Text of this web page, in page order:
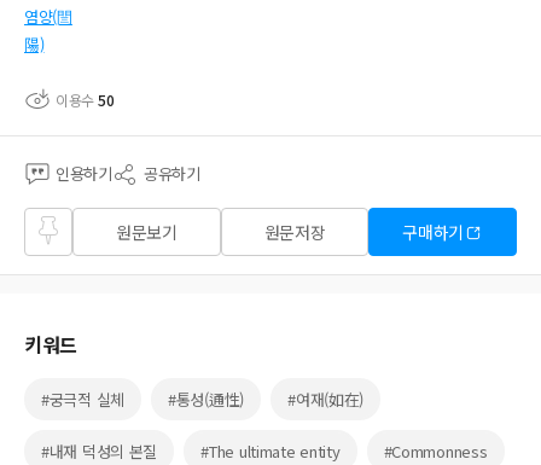
염양(閆
陽)
이용수50
인용하기 공유하기
즐겨
찾기
원문보기 원문저장 구매하기
키워드
#궁극적 실체 #통성(通性) #여재(如在)
#내재 덕성의 본질 #The ultimate entity #Commonness